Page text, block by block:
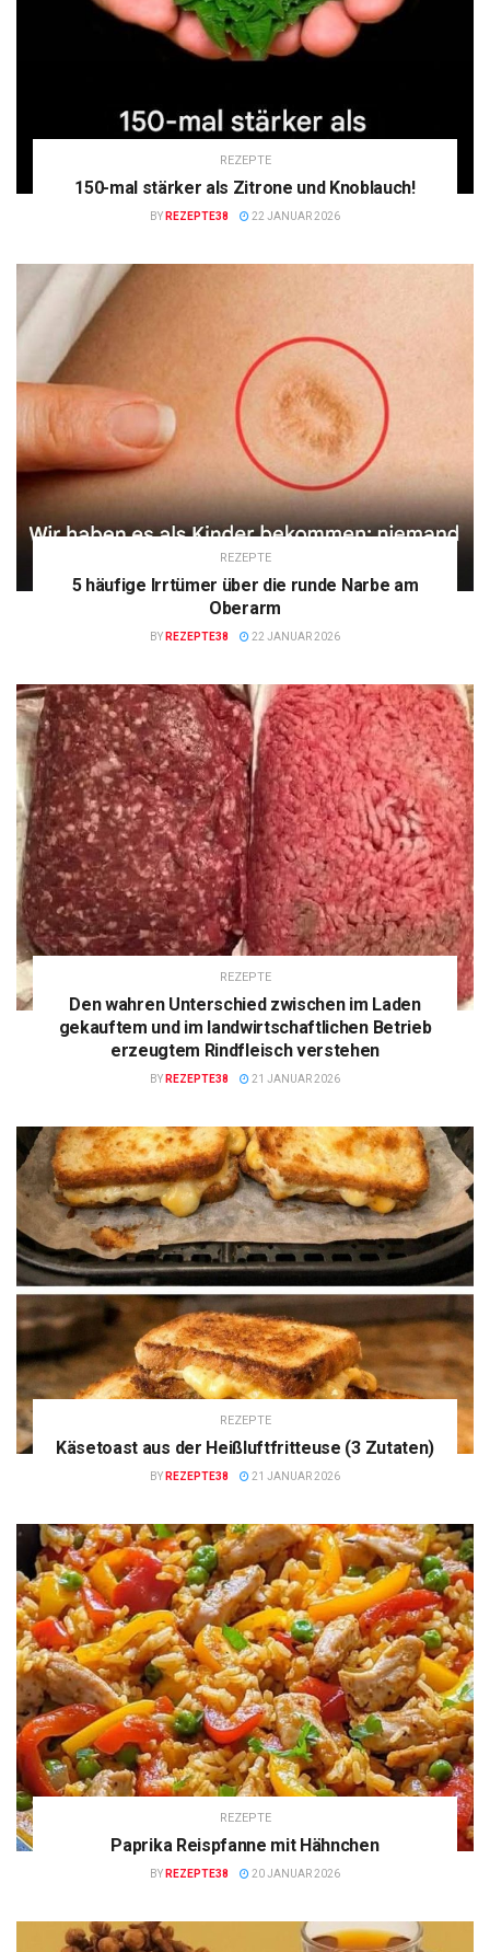
REZEPTE
150-mal stärker als Zitrone und Knoblauch!
BY REZEPTE38 22 JANUAR 2026
REZEPTE
5 häufige Irrtümer über die runde Narbe am
Oberarm
BY REZEPTE38 22 JANUAR 2026
REZEPTE
Den wahren Unterschied zwischen im Laden
gekauftem und im landwirtschaftlichen Betrieb
erzeugtem Rindfleisch verstehen
BY REZEPTE38 21 JANUAR 2026
REZEPTE
Käsetoast aus der Heißluftfritteuse (3 Zutaten)
BY REZEPTE38 21 JANUAR 2026
REZEPTE
Paprika Reispfanne mit Hähnchen
BY REZEPTE38 20 JANUAR 2026